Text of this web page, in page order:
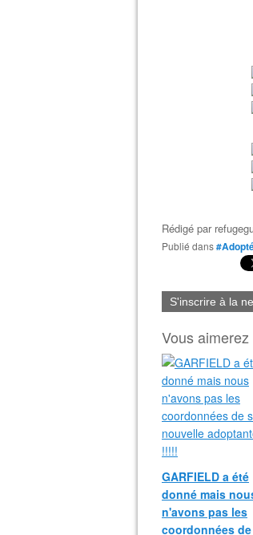
Rédigé par
Publié dans
S'inscrire à la
Vous
GARFIELD a été
donné mais
n'avons pas les
coordonnées